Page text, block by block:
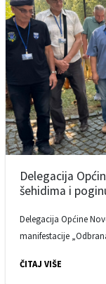
Delegacija
šehidima i
Delegacija Općine
manifestacije
ČITAJ VIŠE